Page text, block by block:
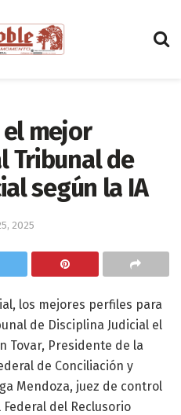
el mejor
Tribunal de
según la IA
2025
los mejores perfiles para
de Disciplina Judicial el
Tovar, Presidente de la
de Conciliación y
Mendoza, juez de control
del Reclusorio